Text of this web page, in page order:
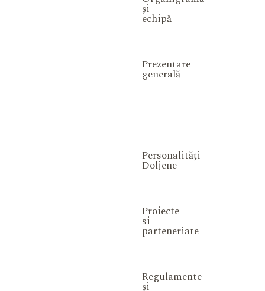
și
echipă
Prezentare
generală
Personalități
Doljene
Proiecte
si
parteneriate
Regulamente
și